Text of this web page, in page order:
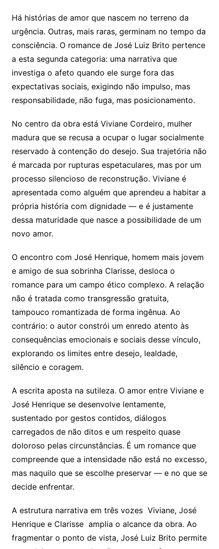
Há histórias de amor que nascem no terreno da
urgência. Outras, mais raras, germinam no tempo da
consciência. O romance de José Luiz Brito pertence
a esta segunda categoria: uma narrativa que
investiga o afeto quando ele surge fora das
expectativas sociais, exigindo não impulso, mas
responsabilidade, não fuga, mas posicionamento.
No centro da obra está Viviane Cordeiro, mulher
madura que se recusa a ocupar o lugar socialmente
reservado à contenção do desejo. Sua trajetória não
é marcada por rupturas espetaculares, mas por um
processo silencioso de reconstrução. Viviane é
apresentada como alguém que aprendeu a habitar a
própria história com dignidade — e é justamente
dessa maturidade que nasce a possibilidade de um
novo amor.
O encontro com José Henrique, homem mais jovem
e amigo de sua sobrinha Clarisse, desloca o
romance para um campo ético complexo. A relação
não é tratada como transgressão gratuita,
tampouco romantizada de forma ingênua. Ao
contrário: o autor constrói um enredo atento às
consequências emocionais e sociais desse vínculo,
explorando os limites entre desejo, lealdade,
silêncio e coragem.
A escrita aposta na sutileza. O amor entre Viviane e
José Henrique se desenvolve lentamente,
sustentado por gestos contidos, diálogos
carregados de não ditos e um respeito quase
doloroso pelas circunstâncias. É um romance que
compreende que a intensidade não está no excesso,
mas naquilo que se escolhe preservar — e no que se
decide enfrentar.
A estrutura narrativa em três vozes Viviane, José
Henrique e Clarisse amplia o alcance da obra. Ao
fragmentar o ponto de vista, José Luiz Brito permite